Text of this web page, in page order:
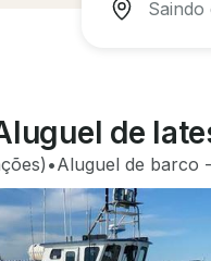
de
•Aluguel de barco -